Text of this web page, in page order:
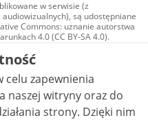
w serwisie (z
audiowizualnych), są udostępniane
Commons: uznanie autorstwa
4.0 (CC BY-SA 4.0).
w tym zdjęcia, materiały
na licencji typu
uznanie autorstwa użycie
zależnych 4.0 (CC BY-
jest to stwierdzone inaczej.
celu zapewnienia
naszej witryny oraz do
strony. Dzięki nim